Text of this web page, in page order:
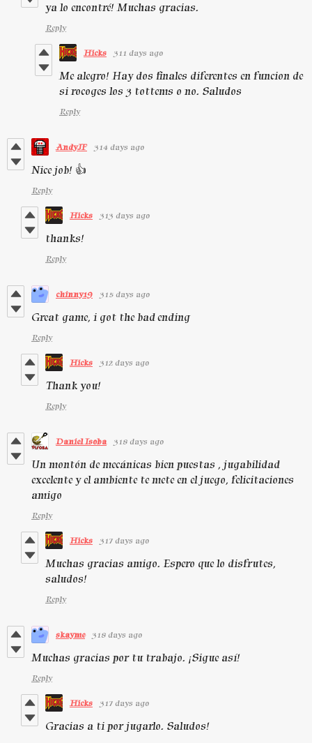
ya lo encontré! Muchas gracias.
Reply
Hicks 311 days ago
Me alegro! Hay dos finales diferentes en funcion de
si rocoges los 3 tottems o no. Saludos
Reply
AndyJF 314 days ago
Nice job! 👍
Reply
Hicks 313 days ago
thanks!
Reply
chinny19 315 days ago
Great game, i got the bad ending
Reply
Hicks 312 days ago
Thank you!
Reply
Daniel Isoba 318 days ago
Un montón de mecánicas bien puestas , jugabilidad
excelente y el ambiente te mete en el juego, felicitaciones
amigo
Reply
Hicks 317 days ago
Muchas gracias amigo. Espero que lo disfrutes,
saludos!
Reply
skayme 318 days ago
Muchas gracias por tu trabajo. ¡Sigue así!
Reply
Hicks 317 days ago
Gracias a ti por jugarlo. Saludos!